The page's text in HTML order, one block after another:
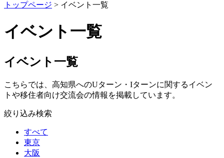
トップページ > イベント一覧
イベント一覧
イベント一覧
こちらでは、高知県へのUターン・Iターンに関するイベン
トや移住者向け交流会の情報を掲載しています。
絞り込み検索
すべて
東京
大阪